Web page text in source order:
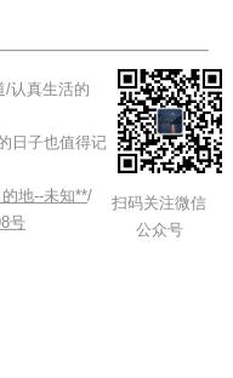
/认真生活的
日子也值得记
地--未知**/
号
扫码关注微信
公众号